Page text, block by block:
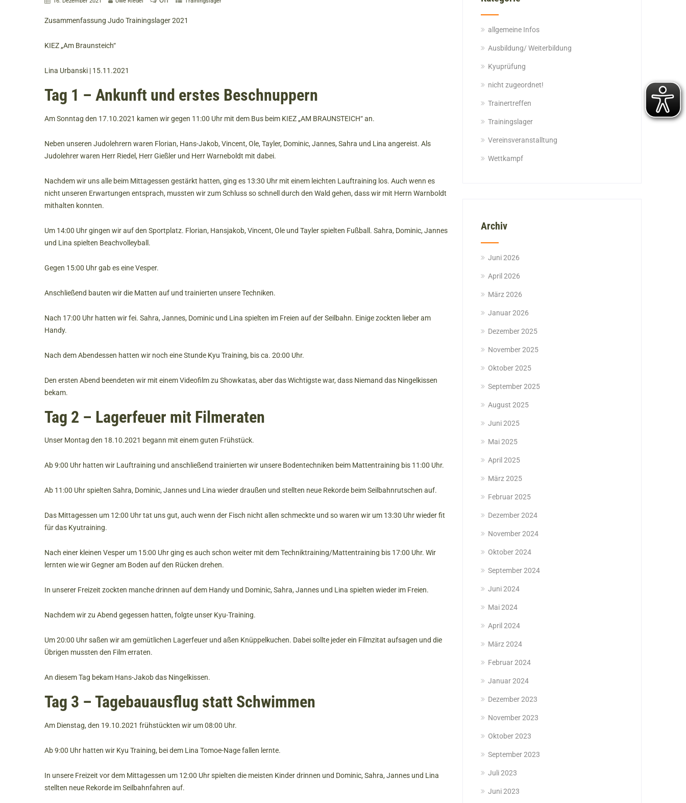
Zusammenfassung Judo Trainingslager 2021
KIEZ „Am Braunsteich“
Lina Urbanski | 15.11.2021
Tag 1 – Ankunft und erstes Beschnuppern
Am Sonntag den 17.10.2021 kamen wir gegen 11:00 Uhr mit dem Bus beim KIEZ „AM BRAUNSTEICH“ an.
Neben unseren Judolehrern waren Florian, Hans-Jakob, Vincent, Ole, Tayler, Dominic, Jannes, Sahra und Lina angereist. Als
Judolehrer waren Herr Riedel, Herr Gießler und Herr Warneboldt mit dabei.
Nachdem wir uns alle beim Mittagessen gestärkt hatten, ging es 13:30 Uhr mit einem leichten Lauftraining los. Auch wenn es
nicht unseren Erwartungen entsprach, mussten wir zum Schluss so schnell durch den Wald gehen, dass wir mit Herrn Warnboldt
mithalten konnten.
Um 14:00 Uhr gingen wir auf den Sportplatz. Florian, Hansjakob, Vincent, Ole und Tayler spielten Fußball. Sahra, Dominic, Jannes
und Lina spielten Beachvolleyball.
Gegen 15:00 Uhr gab es eine Vesper.
Anschließend bauten wir die Matten auf und trainierten unsere Techniken.
Nach 17:00 Uhr hatten wir fei. Sahra, Jannes, Dominic und Lina spielten im Freien auf der Seilbahn. Einige zockten lieber am
Handy.
Nach dem Abendessen hatten wir noch eine Stunde Kyu Training, bis ca. 20:00 Uhr.
Den ersten Abend beendeten wir mit einem Videofilm zu Showkatas, aber das Wichtigste war, dass Niemand das Ningelkissen
bekam.
Tag 2 – Lagerfeuer mit Filmeraten
Unser Montag den 18.10.2021 begann mit einem guten Frühstück.
Ab 9:00 Uhr hatten wir Lauftraining und anschließend trainierten wir unsere Bodentechniken beim Mattentraining bis 11:00 Uhr.
Ab 11:00 Uhr spielten Sahra, Dominic, Jannes und Lina wieder draußen und stellten neue Rekorde beim Seilbahnrutschen auf.
Das Mittagessen um 12:00 Uhr tat uns gut, auch wenn der Fisch nicht allen schmeckte und so waren wir um 13:30 Uhr wieder fit
für das Kyutraining.
Nach einer kleinen Vesper um 15:00 Uhr ging es auch schon weiter mit dem Techniktraining/Mattentraining bis 17:00 Uhr. Wir
lernten wie wir Gegner am Boden auf den Rücken drehen.
In unserer Freizeit zockten manche drinnen auf dem Handy und Dominic, Sahra, Jannes und Lina spielten wieder im Freien.
Nachdem wir zu Abend gegessen hatten, folgte unser Kyu-Training.
Um 20:00 Uhr saßen wir am gemütlichen Lagerfeuer und aßen Knüppelkuchen. Dabei sollte jeder ein Filmzitat aufsagen und die
Übrigen mussten den Film erraten.
An diesem Tag bekam Hans-Jakob das Ningelkissen.
Tag 3 – Tagebauausflug statt Schwimmen
Am Dienstag, den 19.10.2021 frühstückten wir um 08:00 Uhr.
Ab 9:00 Uhr hatten wir Kyu Training, bei dem Lina Tomoe-Nage fallen lernte.
In unsere Freizeit vor dem Mittagessen um 12:00 Uhr spielten die meisten Kinder drinnen und Dominic, Sahra, Jannes und Lina
stellten neue Rekorde im Seilbahnfahren auf.
allgemeine Infos
Ausbildung/ Weiterbildung
Kyuprüfung
nicht zugeordnet!
Trainertreffen
Trainingslager
Vereinsveranstalltung
Wettkampf
Archiv
Juni 2026
April 2026
März 2026
Januar 2026
Dezember 2025
November 2025
Oktober 2025
September 2025
August 2025
Juni 2025
Mai 2025
April 2025
März 2025
Februar 2025
Dezember 2024
November 2024
Oktober 2024
September 2024
Juni 2024
Mai 2024
April 2024
März 2024
Februar 2024
Januar 2024
Dezember 2023
November 2023
Oktober 2023
September 2023
Juli 2023
Juni 2023